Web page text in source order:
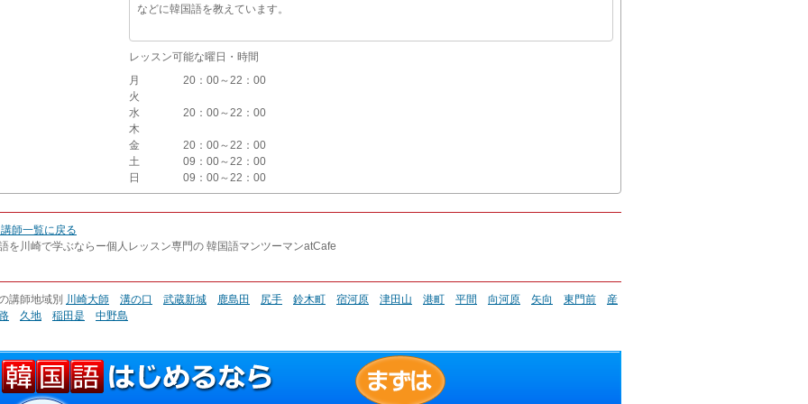
などに韓国語を教えています。
レッスン可能な曜日・時間
月
20：00～22：00
火
水
20：00～22：00
木
金
20：00～22：00
土
09：00～22：00
日
09：00～22：00
講師一覧に戻る
を川崎で学ぶならー個人レッスン専門の 韓国語マンツーマンatCafe
講師地域別 川崎大師 溝の口 武蔵新城 鹿島田 尻手 鈴木町 宿河原 津田山 港町 平間 向河原 矢向 東門前
産
久地 稲田是 中野島